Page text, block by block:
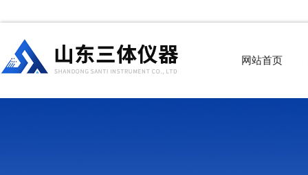
网站首页